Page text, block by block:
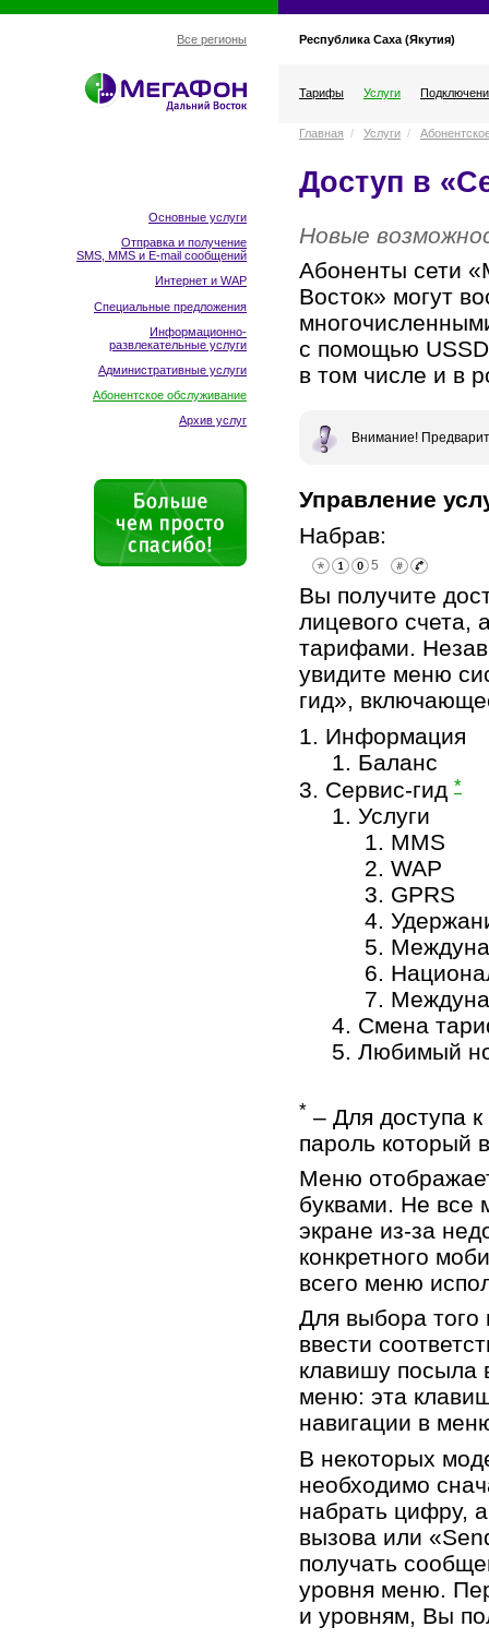
Все регионы Республика Саха (Якутия)
Тарифы Услуги
Основные услуги
Отправка и получение
SMS, MMS и E-mail сообщений
Интернет и WAP
Специальные предложения
Информационно-
развлекательные услуги
Административные услуги
Абонентское обслуживание
Архив услуг
Главная / Услуги /
Доступ в
Новые
Абоненты сети
Восток» могут
с помощью
в том числе и в
Внимание!
Управление
Набрав:
Вы получите
лицевого счета,
тарифами.
увидите меню
гид»,
1. Информация
1. Баланс
3. Сервис-гид *
1. Услуги
1. MMS
2. WAP
3. GPRS
4.
5.
6.
7.
4. Смена
5. Любимый
* – Для доступа
пароль который
Меню
буквами. Hе
экране из-за
конкретного
всего меню
Для выбора того
ввести
клавишу посыла
меню: эта
навигации в
В некоторых
необходимо
набрать цифру,
вызова или
получать
уровня меню.
и уровням, Вы